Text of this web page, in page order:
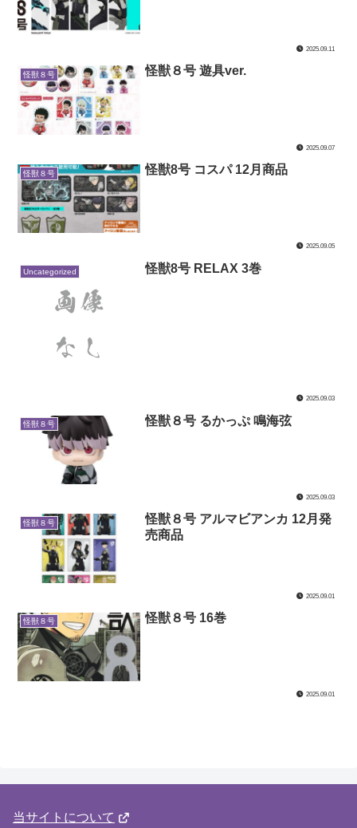
2025.09.11
怪獣８号 怪獣８号 遊具ver.
2025.09.07
怪獣８号 怪獣8号 コスパ 12月商品
2025.09.05
Uncategorized 怪獣8号 RELAX 3巻
2025.09.03
怪獣８号 怪獣８号 るかっぷ 鳴海弦
2025.09.03
怪獣８号
怪獣８号 アルマビアンカ 12月発
売商品
2025.09.01
怪獣８号 怪獣８号 16巻
2025.09.01
当サイトについて